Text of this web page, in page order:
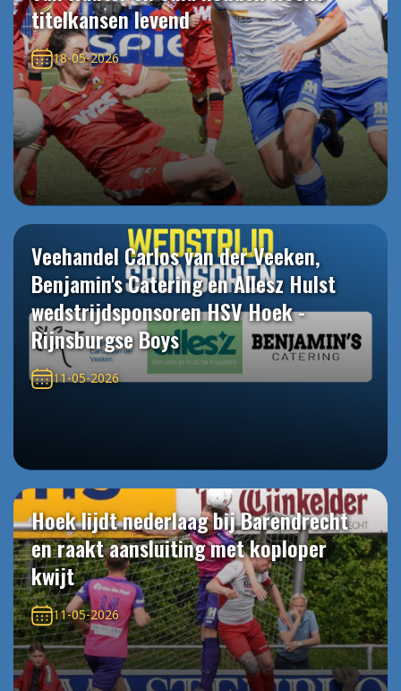
titelkansen levend
18-05-2026
Veehandel Carlos van der Veeken,
Benjamin's Catering en Allesz Hulst
wedstrijdsponsoren HSV Hoek -
Rijnsburgse Boys
11-05-2026
Hoek lijdt nederlaag bij Barendrecht
en raakt aansluiting met koploper
kwijt
11-05-2026